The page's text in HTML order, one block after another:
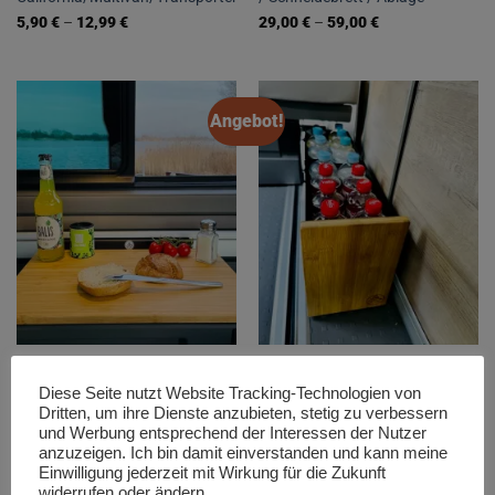
5,90€– 12,99€
Varianten
auf.
Optionen
können
auf
der
Produktseite
gewählt
werden
29,00€– 59,00€
weist
mehrere
Varianten
auf.
Die
Optionen
können
auf
der
Produktseite
gewählt
werden
Angebot!
California Beach Küchenmodul
2 „Schneidebrett“
79,00€ Ursprünglicher
Preis
war:
79,00 €
69,00€Aktueller
Preis
ist:
69,00 €.
VW T5 T6 T6.1 California Ocean
Coast
279,00€
Diese Seite nutzt Website Tracking-Technologien von
Dritten, um ihre Dienste anzubieten, stetig zu verbessern
und Werbung entsprechend der Interessen der Nutzer
anzuzeigen. Ich bin damit einverstanden und kann meine
Einwilligung jederzeit mit Wirkung für die Zukunft